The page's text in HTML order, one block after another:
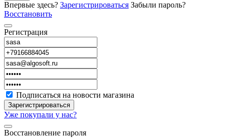
Впервые здесь? Зарегистрироваться Забыли пароль?
Восстановить
Регистрация
Подписаться на новости магазина
Зарегистрироваться
Уже покупали у нас?
Восстановление пароля